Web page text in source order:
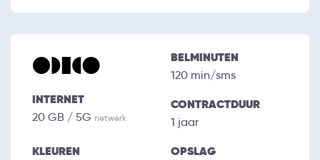
INTERNET
20 GB / 5G netwerk
BELMINUTEN
120 min/sms
CONTRACTDUUR
1 jaar
KLEUREN OPSLAG